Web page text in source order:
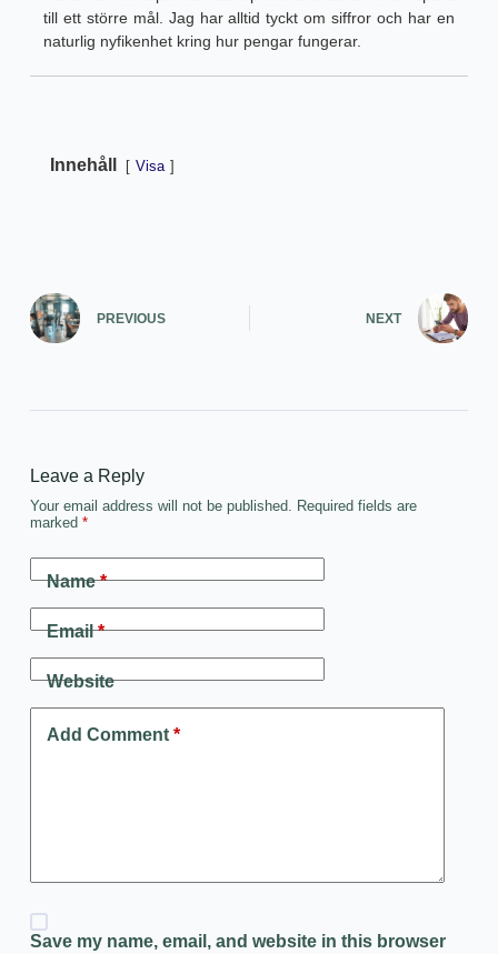
till ett större mål. Jag har alltid tyckt om siffror och har en
naturlig nyfikenhet kring hur pengar fungerar.
Innehåll Visa
PREVIOUS NEXT
Leave a Reply
Your email address will not be published.
Required fields are
marked *
Name*
Email*
Website
Add Comment*
Save my name, email, and website in this browser